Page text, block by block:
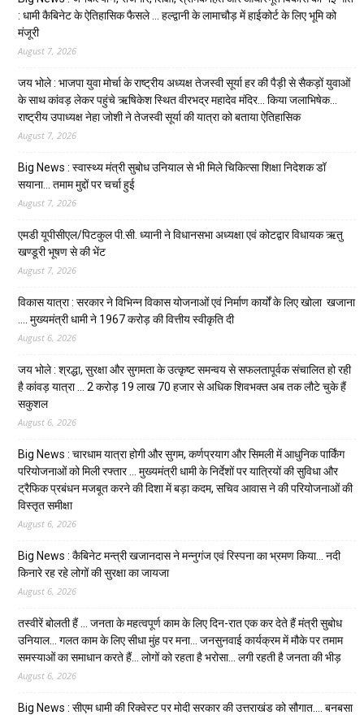
: धामी कैबिनेट के ऐतिहासिक फैसले … हल्द्वानी के लामाचौड़ में हाईकोर्ट के लिए भूमि को
मंजूरी
August 7, 2026
जय भोले : भाजपा युवा मोर्चा के राष्ट्रीय अध्यक्ष तेजस्वी सूर्या हर की पैड़ी से सैकड़ों युवाओं
के साथ कांवड़ लेकर पहुंचे ऋषिकेश स्थित वीरभद्र महादेव मंदिर… किया जलाभिषेक…
राष्ट्रीय उपाध्यक्ष नेहा जोशी ने तेजस्वी सूर्या की यात्रा को बताया ऐतिहासिक
August 7, 2026
Big News : स्वास्थ्य मंत्री सुबोध उनियाल से भी मिले चिकित्सा शिक्षा निदेशक डॉ
सयाना… तमाम मुद्दों पर चर्चा हुई
August 7, 2026
एमडी यूपीसीएल/पिटकुल पी.सी. ध्यानी ने विधानसभा अध्यक्षा एवं कोटद्वार विधायक ऋतु
खण्डूरी भूषण से की भेंट
August 7, 2026
विकास यात्रा : सरकार ने विभिन्न विकास योजनाओं एवं निर्माण कार्यों के लिए खोला खजाना
…. मुख्यमंत्री धामी ने ₹1967 करोड़ की वित्तीय स्वीकृति दी
August 6, 2026
जय भोले : श्रद्धा, सुरक्षा और सुगमता के उत्कृष्ट समन्वय से सफलतापूर्वक संचालित हो रही
है कांवड़ यात्रा … 2 करोड़ 19 लाख 70 हजार से अधिक शिवभक्त अब तक लौटे चुके हैं
सकुशल
August 6, 2026
Big News : चारधाम यात्रा होगी और सुगम, कर्णप्रयाग और सिमली में आधुनिक पार्किंग
परियोजनाओं को मिली रफ्तार … मुख्यमंत्री धामी के निर्देशों पर यात्रियों की सुविधा और
ट्रैफिक प्रबंधन मजबूत करने की दिशा में बड़ा कदम, सचिव आवास ने की परियोजनाओं की
विस्तृत समीक्षा
August 6, 2026
Big News : कैबिनेट मन्त्री खजानदास ने मन्नुगंज एवं रिस्पना का भ्रमण किया… नदी
किनारे रह रहे लोगों की सुरक्षा का जायजा
August 6, 2026
तस्वीरें बोलती हैं … जनता के महत्वपूर्ण काम के लिए दिन-रात एक कर देते हैं मंत्री सुबोध
उनियाल… गलत काम के लिए सीधा मुंह पर मना… जनसुनवाई कार्यक्रम में मौके पर तमाम
समस्याओं का समाधान करते हैं… लोगों को रहता है भरोसा… लगी रहती है जनता की भीड़
August 6, 2026
Big News : सीएम धामी की रिक्वेस्ट पर मोदी सरकार की उत्तराखंड को सौगात…. बनबसा